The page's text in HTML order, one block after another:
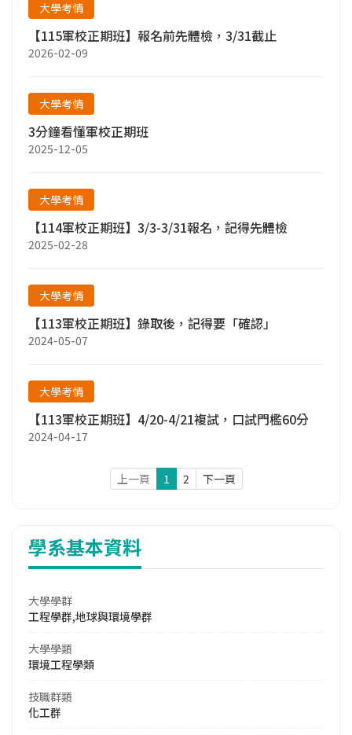
大學考情
【115軍校正期班】報名前先體檢，3/31截止
2026-02-09
大學考情
3分鐘看懂軍校正期班
2025-12-05
大學考情
【114軍校正期班】3/3-3/31報名，記得先體檢
2025-02-28
大學考情
【113軍校正期班】錄取後，記得要「確認」
2024-05-07
大學考情
【113軍校正期班】4/20-4/21複試，口試門檻60分
2024-04-17
上一頁 1 2 下一頁
學系基本資料
大學學群
工程學群,地球與環境學群
大學學類
環境工程學類
技職群類
化工群